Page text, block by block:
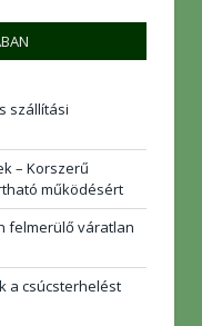
szállítási
– Korszerű
működésért
felmerülő váratlan
a csúcsterhelést